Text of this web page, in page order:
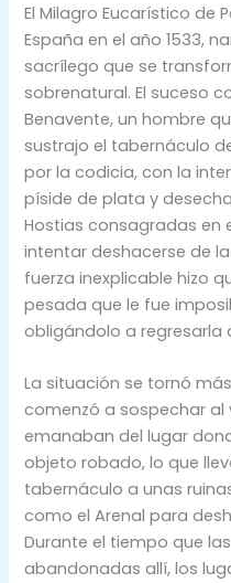
El Milagro Eucarístico de
España en el año 1533,
sacrílego que se
sobrenatural. El suceso
Benavente, un hombre
sustrajo el tabernáculo
por la codicia, con la
píside de plata y
Hostias consagradas en
intentar deshacerse de
fuerza inexplicable hizo
pesada que le fue
obligándolo a regresarla
La situación se tornó
comenzó a sospechar al
emanaban del lugar
objeto robado, lo que
tabernáculo a unas
como el Arenal para
Durante el tiempo que
abandonadas allí, los